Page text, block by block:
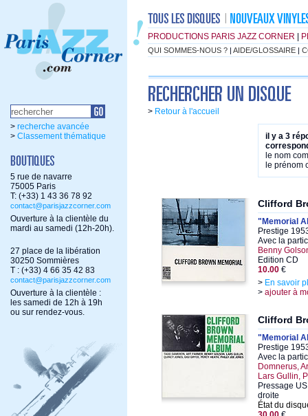
PRODUCTIONS PARIS JAZZ CORNER
QUI SOMMES-NOUS ? | AIDE/GLOSSAIRE |
> recherche avancée
> Classement thématique
5 rue de navarre
75005 Paris
T: (+33) 1 43 36 78 92
contact@parisjazzcorner.com
Ouverture à la clientèle du
mardi au samedi (12h-20h).
27 place de la libération
30250 Sommières
T : (+33) 4 66 35 42 83
contact@parisjazzcorner.com
Ouverture à la clientèle :
les samedi de 12h à 19h
ou sur rendez-vous.
> Retour à l'accueil
il y a 3
le nom
le prénom
Clifford
"Memorial
Prestige
Avec la
Benny
Edition CD
10.00 €
> En savoir
> ajouter à
Clifford
"Memorial
Prestige
Avec la
Domnerus,
Lars Gullin,
Pressage
droite
État du